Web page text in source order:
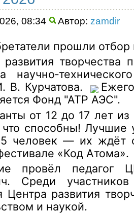
08:34 Автор: zamdir
прошли
творчества
В. Курчатова.
Фонд "АТР АЭС".
от 12 до 17 лет из
способны! Лучшие
человек — их ждёт
«Код Атома».
провёл педагог
Среди
развития
и наукой.